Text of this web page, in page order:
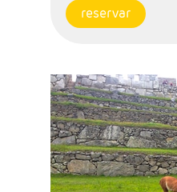
reservar
- Salidas: Diarias
- Ruta: 2 noches
noche Valle
y 2 noches Puno.
- Categoría
- Régimen: 8